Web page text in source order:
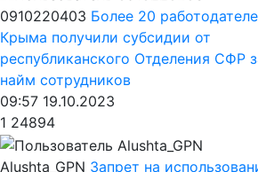
0910220403 Более 20
Крыма получили субсидии от
республиканского Отделения СФР
найм сотрудников
09:57 19.10.2023
1 24894
Alushta_GPN Запрет на